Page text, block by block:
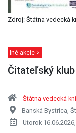
Zdroj: Štátna vedecká
Iné akcie >
Čitateľský
Štátna vedecká
Banská Bystrica,
Utorok 16.06.2026,